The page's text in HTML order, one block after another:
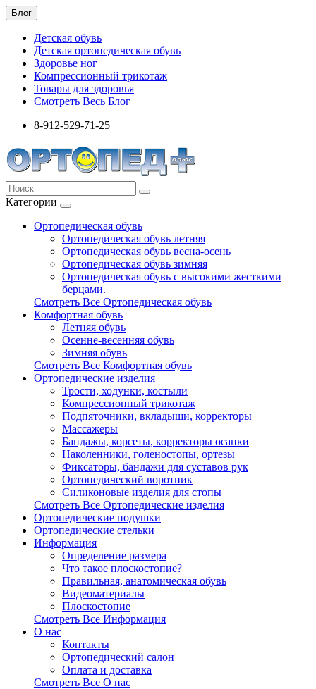
Блог
Детская обувь
Детская ортопедическая обувь
Здоровье ног
Компрессионный трикотаж
Товары для здоровья
Смотреть Весь Блог
8-912-529-71-25
Категории
Ортопедическая обувь
Ортопедическая обувь летняя
Ортопедическая обувь весна-осень
Ортопедическая обувь зимняя
Ортопедическая обувь с высокими жесткими
берцами.
Смотреть Все Ортопедическая обувь
Комфортная обувь
Летняя обувь
Осенне-весенняя обувь
Зимняя обувь
Смотреть Все Комфортная обувь
Ортопедические изделия
Трости, ходунки, костыли
Компрессионный трикотаж
Подпяточники, вкладыши, корректоры
Массажеры
Бандажы, корсеты, корректоры осанки
Наколенники, голеностопы, ортезы
Фиксаторы, бандажи для суставов рук
Ортопедический воротник
Силиконовые изделия для стопы
Смотреть Все Ортопедические изделия
Ортопедические подушки
Ортопедические стельки
Информация
Определение размера
Что такое плоскостопие?
Правильная, анатомическая обувь
Видеоматериалы
Плоскостопие
Смотреть Все Информация
О нас
Контакты
Ортопедический салон
Оплата и доставка
Смотреть Все О нас